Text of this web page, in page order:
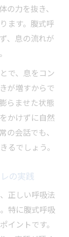
の力を抜き、
ます。腹式呼
、息の流れが
で、息をコン
が増すからで
らませた状態
かけずに自然
の会話でも、
るでしょう。
の実践
正しい呼吸法
特に腹式呼吸
イントです。